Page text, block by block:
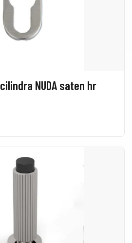
NUDA saten hr